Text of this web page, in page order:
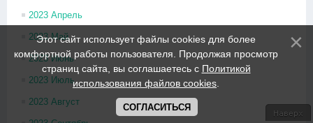
2023 Апрель
2023 Май
2023 Июнь
2023 Июль
2023 Август
Этот сайт использует файлы cookies для более
комфортной работы пользователя. Продолжая просмотр
страниц сайта, вы соглашаетесь с Политикой
использования файлов cookies
СОГЛАСИТЬСЯ